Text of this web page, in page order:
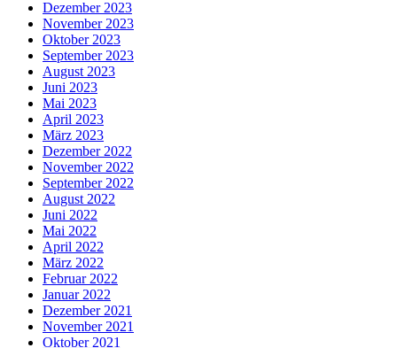
Dezember 2023
November 2023
Oktober 2023
September 2023
August 2023
Juni 2023
Mai 2023
April 2023
März 2023
Dezember 2022
November 2022
September 2022
August 2022
Juni 2022
Mai 2022
April 2022
März 2022
Februar 2022
Januar 2022
Dezember 2021
November 2021
Oktober 2021